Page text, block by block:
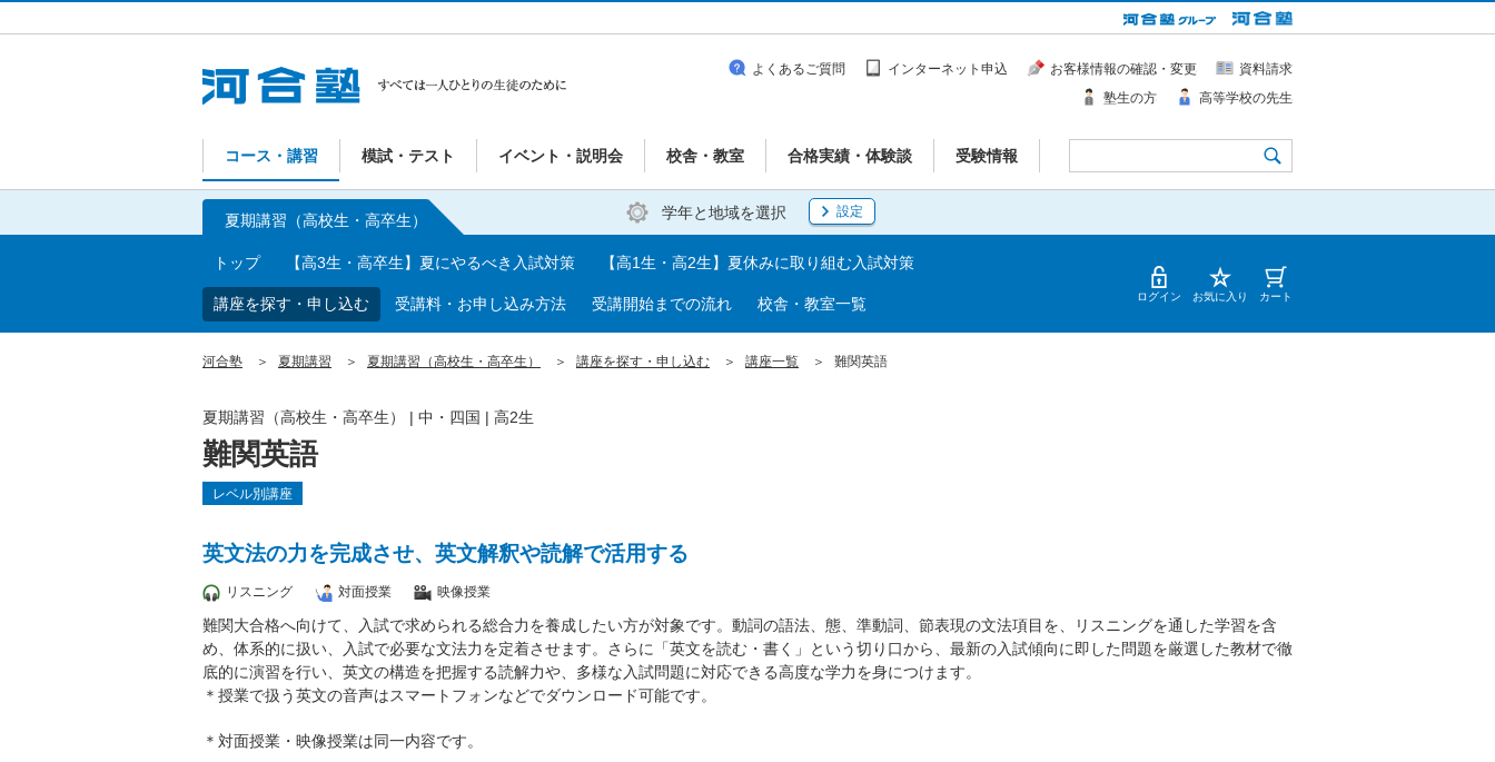
コース・講習 模試・テスト イベント・説明会 校舎・教室 合格実績・体験談 受験情報
よくあるご質問 インターネット申込 お客様情報の確認・変更
資料請求
塾生の方
高等学校の先生
学年と地域を選択 設定
夏期講習（高校生・高卒生）
トップ 【高3生・高卒生】夏にやるべき入試対策 【高1生・高2生】夏休みに取り組む入試対策
講座を探す・申し込む 受講料・お申し込み方法 受講開始までの流れ 校舎・教室一覧 ログイン お気に入り カート
河合塾 夏期講習 夏期講習（高校生・高卒生） 講座を探す・申し込む 講座一覧 難関英語
難関英語
夏期講習（高校生・高卒生） | 中・四国 | 高2生
レベル別講座
英文法の力を完成させ、英文解釈や読解で活用する
リスニング 対面授業 映像授業
難関大合格へ向けて、入試で求められる総合力を養成したい方が対象です。動詞の語法、態、準動詞、節表現の文法項目を、リスニングを通した学習を含
め、体系的に扱い、入試で必要な文法力を定着させます。さらに「英文を読む・書く」という切り口から、最新の入試傾向に即した問題を厳選した教材で徹
底的に演習を行い、英文の構造を把握する読解力や、多様な入試問題に対応できる高度な学力を身につけます。
＊授業で扱う英文の音声はスマートフォンなどでダウンロード可能です。
＊対面授業・映像授業は同一内容です。